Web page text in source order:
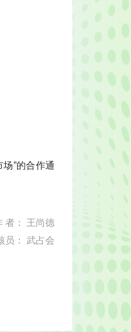
”的合作通
者： 王尚德
员： 武占会